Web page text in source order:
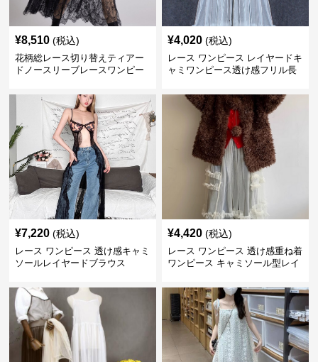
¥8,510 (税込)
花柄総レース切り替えティアー
ドノースリーブレースワンピー
¥4,020 (税込)
レース ワンピース レイヤードキ
ャミワンピース透け感フリル長
¥7,220 (税込)
レース ワンピース 透け感キャミ
ソールレイヤードブラウス
¥4,420 (税込)
レース ワンピース 透け感重ね着
ワンピース キャミソール型レイ